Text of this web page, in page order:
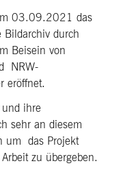
03.09.2021 das
Bildarchiv durch
Beisein von
NRW-
eröffnet.
und ihre
sehr an diesem
um das Projekt
zu übergeben.